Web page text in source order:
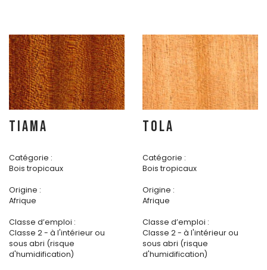
TIAMA
Catégorie :
Bois tropicaux
Origine :
Afrique
Classe d’emploi :
Classe 2 - à l'intérieur ou
sous abri (risque
d'humidification)
TOLA
Catégorie :
Bois tropicaux
Origine :
Afrique
Classe d’emploi :
Classe 2 - à l'intérieur ou
sous abri (risque
d'humidification)